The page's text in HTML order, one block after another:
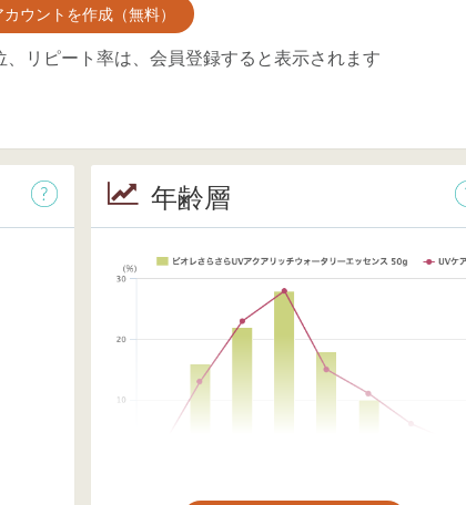
カウントを作成（無料）
リピート率は、会員登録すると表示されます
年齢層